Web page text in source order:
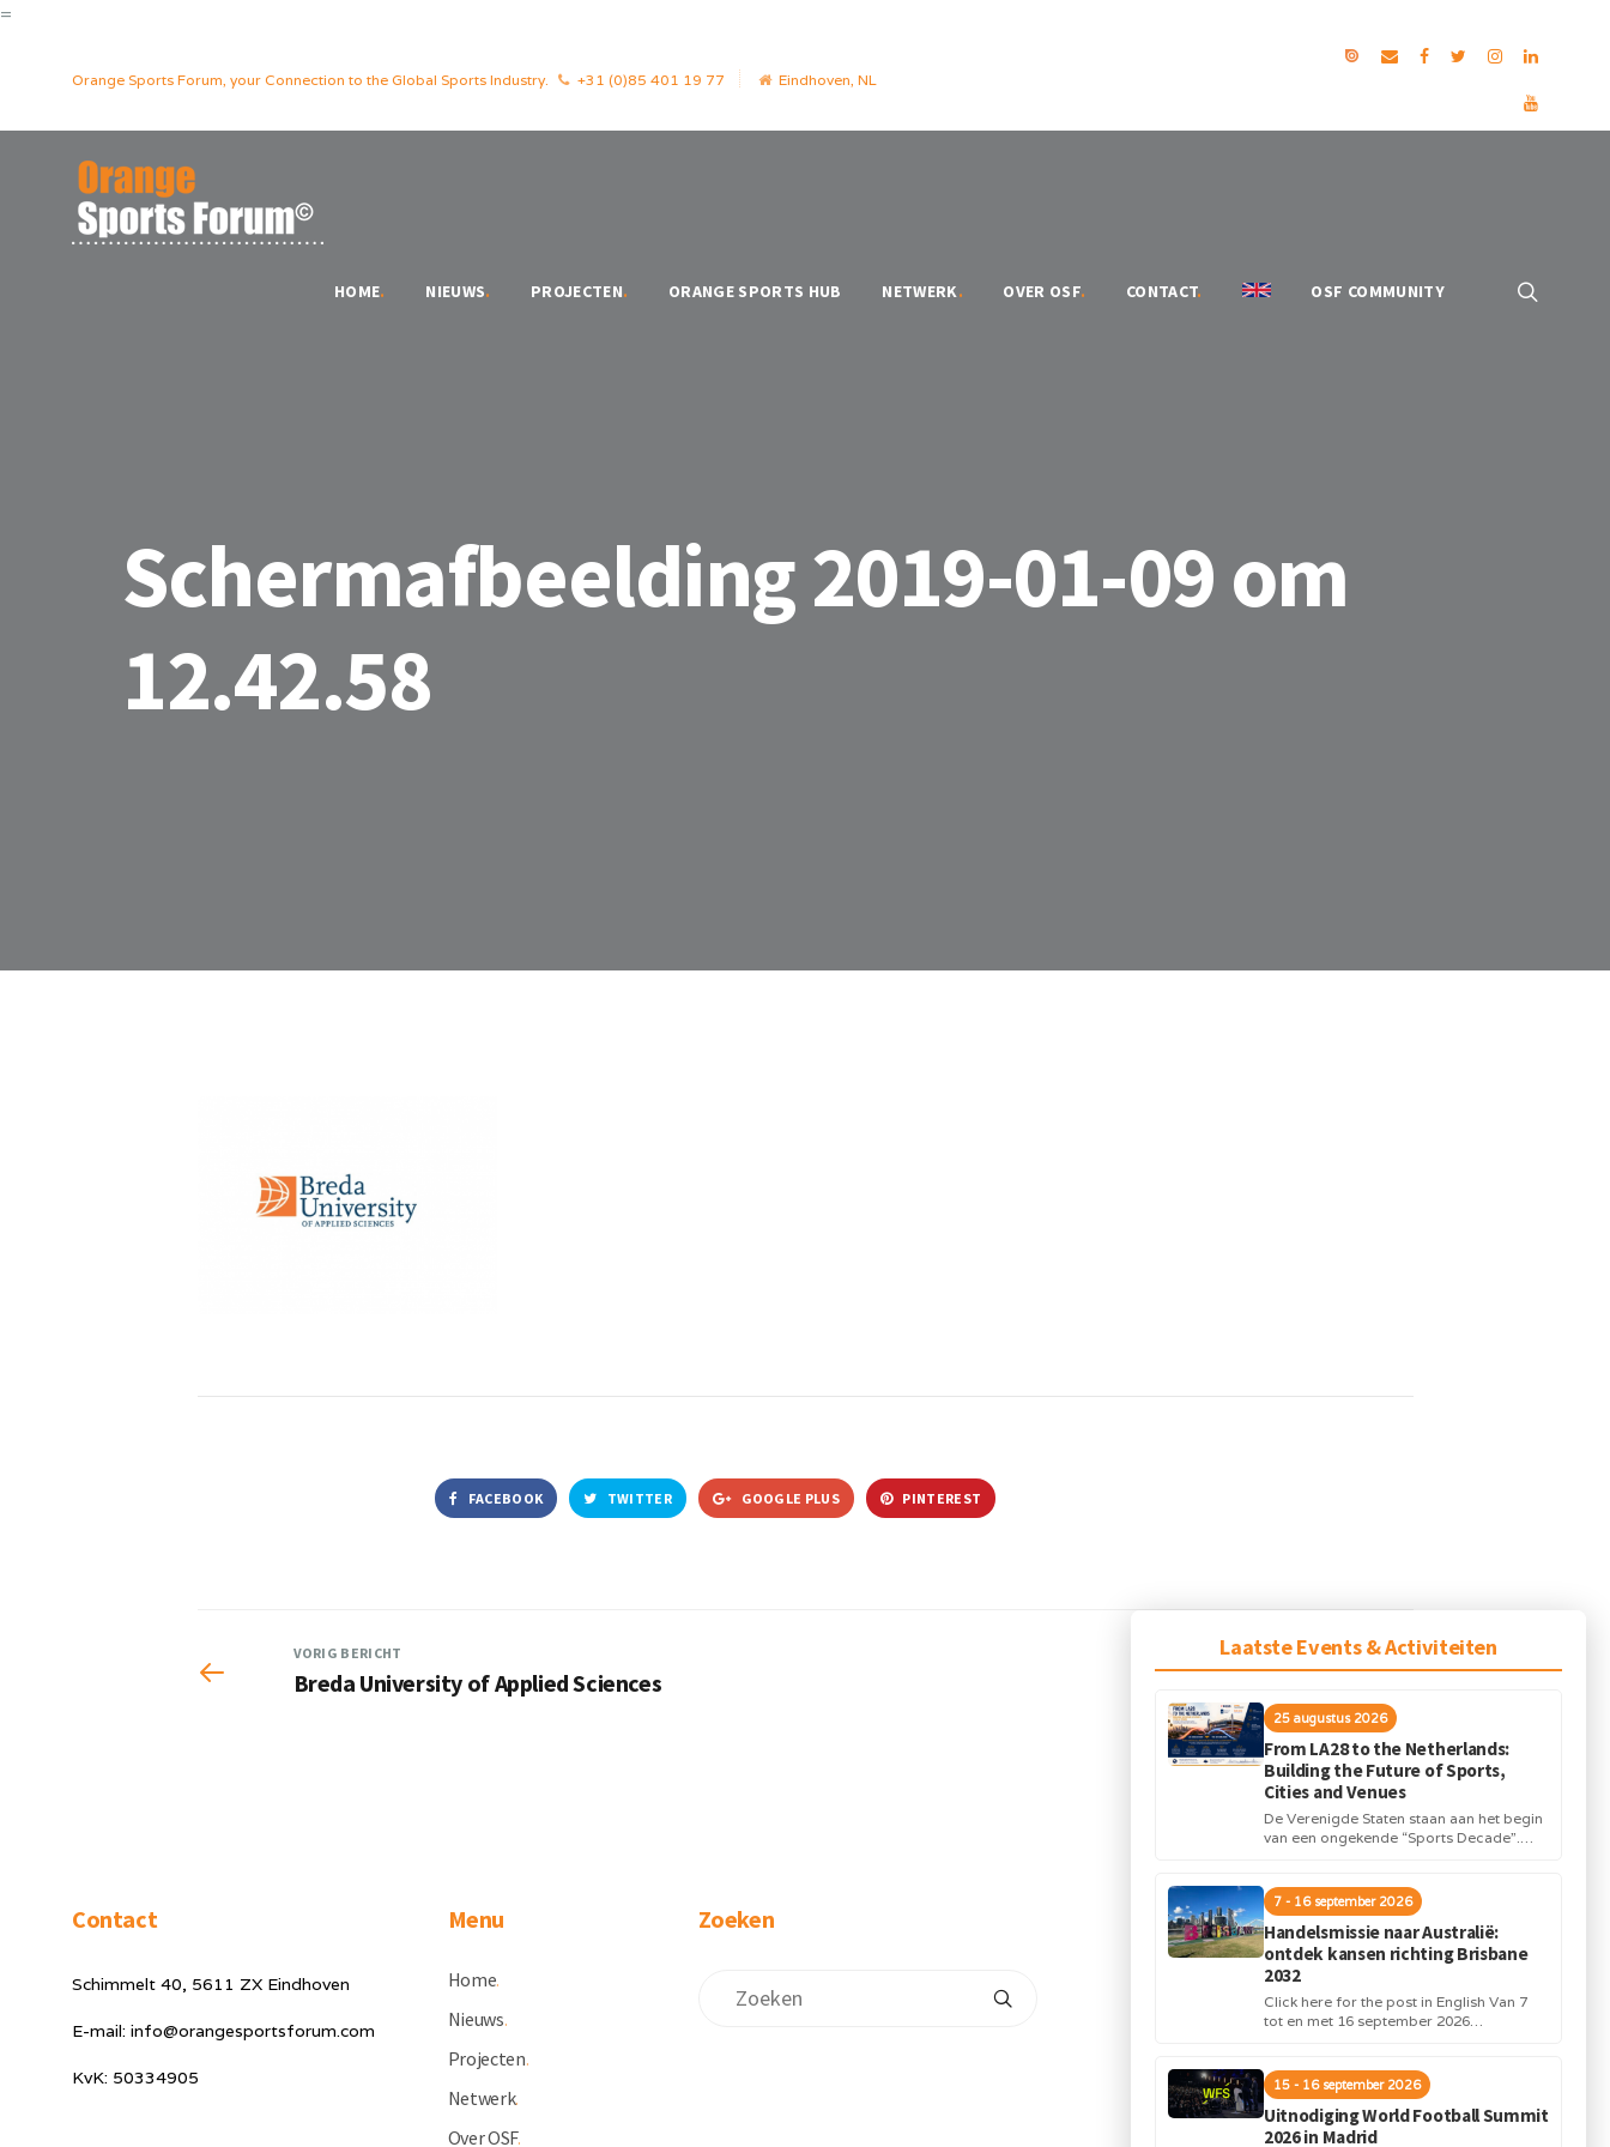
Laatste Events & Activiteiten
25 augustus 2026
From LA28 to the Netherlands:
Building the Future of Sports,
Cities and Venues
De Verenigde Staten staan aan het begin
van een ongekende “Sports Decade”.
infrastructuur...
7 - 16 september 2026
Handelsmissie naar Australië:
ontdek kansen richting Brisbane
2032
Click here for the post in English Van 7
tot en met 16 september 2026
15 - 16 september 2026
Uitnodiging World Football Summit
2026 in Madrid
=
Orange Sports Forum, your Connection to the Global Sports Industry. +31 (0)85 401 19 77 Eindhoven, NL
HOME. NIEUWS. PROJECTEN. ORANGE SPORTS HUB NETWERK. OVER OSF. CONTACT. OSF COMMUNITY
Schermafbeelding 2019-01-09 om
12.42.58
FACEBOOK TWITTER GOOGLE PLUS PINTEREST
VORIG BERICHT
Breda University of Applied Sciences
Contact
Schimmelt 40, 5611 ZX Eindhoven
E-mail: info@orangesportsforum.com
KvK: 50334905
Menu
Home.
Nieuws.
Projecten.
Netwerk.
Over OSF.
Zoeken